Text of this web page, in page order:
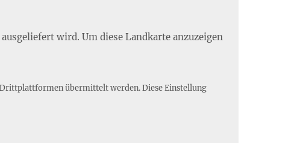
wird. Um diese Landkarte anzuzeigen
übermittelt werden. Diese Einstellung